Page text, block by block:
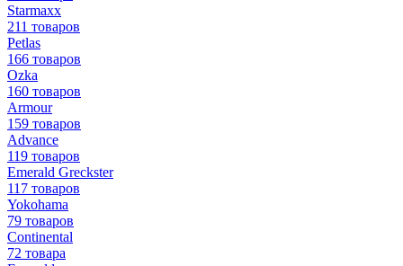
Starmaxx
211 товаров
Petlas
166 товаров
Ozka
160 товаров
Armour
159 товаров
Advance
119 товаров
Emerald Greckster
117 товаров
Yokohama
79 товаров
Continental
72 товара